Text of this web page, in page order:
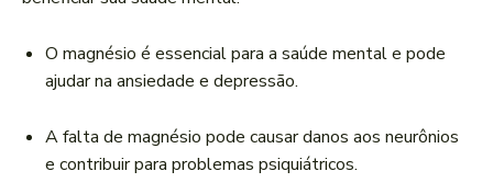
i
O magnésio é essencial para a saúde mental e pode
ajudar na ansiedade e depressão.
A falta de magnésio pode causar danos aos neurônios
e contribuir para problemas psiquiátricos.